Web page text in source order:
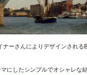
ナーさんによりデザインされる
にしたシンプルでオシャレな